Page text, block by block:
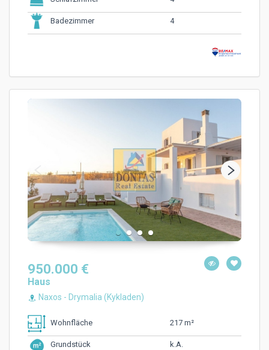
Badezimmer 4
950.000 €
Haus
Naxos - Drymalia (Kykladen)
Wohnfläche 217 m²
Grundstück k.A.